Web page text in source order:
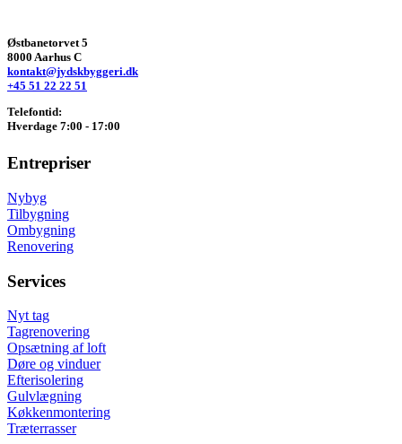
Østbanetorvet 5
8000 Aarhus C
kontakt@jydskbyggeri.dk
+45 51 22 22 51
Telefontid:
Hverdage 7:00 - 17:00
Entrepriser
Nybyg
Tilbygning
Ombygning
Renovering
Services
Nyt tag
Tagrenovering
Opsætning af loft
Døre og vinduer
Efterisolering
Gulvlægning
Køkkenmontering
Træterrasser